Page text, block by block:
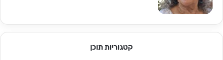
קטגוריות תוכן